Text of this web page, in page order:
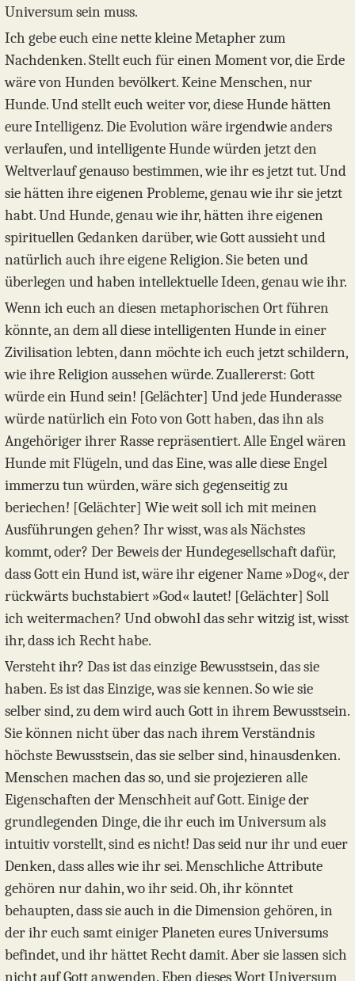
Universum sein muss.
Ich gebe euch eine nette kleine Metapher zum
Nachdenken. Stellt euch für einen Moment vor, die Erde
wäre von Hunden bevölkert. Keine Menschen, nur
Hunde. Und stellt euch weiter vor, diese Hunde hätten
eure Intelligenz. Die Evolution wäre irgendwie anders
verlaufen, und intelligente Hunde würden jetzt den
Weltverlauf genauso bestimmen, wie ihr es jetzt tut. Und
sie hätten ihre eigenen Probleme, genau wie ihr sie jetzt
habt. Und Hunde, genau wie ihr, hätten ihre eigenen
spirituellen Gedanken darüber, wie Gott aussieht und
natürlich auch ihre eigene Religion. Sie beten und
überlegen und haben intellektuelle Ideen, genau wie ihr.
Wenn ich euch an diesen metaphorischen Ort führen
könnte, an dem all diese intelligenten Hunde in einer
Zivilisation lebten, dann möchte ich euch jetzt schildern,
wie ihre Religion aussehen würde. Zuallererst: Gott
würde ein Hund sein! [Gelächter] Und jede Hunderasse
würde natürlich ein Foto von Gott haben, das ihn als
Angehöriger ihrer Rasse repräsentiert. Alle Engel wären
Hunde mit Flügeln, und das Eine, was alle diese Engel
immerzu tun würden, wäre sich gegenseitig zu
beriechen! [Gelächter] Wie weit soll ich mit meinen
Ausführungen gehen? Ihr wisst, was als Nächstes
kommt, oder? Der Beweis der Hundegesellschaft dafür,
dass Gott ein Hund ist, wäre ihr eigener Name »Dog«, der
rückwärts buchstabiert »God« lautet! [Gelächter] Soll
ich weitermachen? Und obwohl das sehr witzig ist, wisst
ihr, dass ich Recht habe.
Versteht ihr? Das ist das einzige Bewusstsein, das sie
haben. Es ist das Einzige, was sie kennen. So wie sie
selber sind, zu dem wird auch Gott in ihrem Bewusstsein.
Sie können nicht über das nach ihrem Verständnis
höchste Bewusstsein, das sie selber sind, hinausdenken.
Menschen machen das so, und sie projezieren alle
Eigenschaften der Menschheit auf Gott. Einige der
grundlegenden Dinge, die ihr euch im Universum als
intuitiv vorstellt, sind es nicht! Das seid nur ihr und euer
Denken, dass alles wie ihr sei. Menschliche Attribute
gehören nur dahin, wo ihr seid. Oh, ihr könntet
behaupten, dass sie auch in die Dimension gehören, in
der ihr euch samt einiger Planeten eures Universums
befindet, und ihr hättet Recht damit. Aber sie lassen sich
nicht auf Gott anwenden. Eben dieses Wort Universum